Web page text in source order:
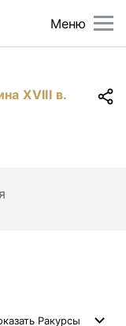
Меню
ХVIII в.
Ракурсы